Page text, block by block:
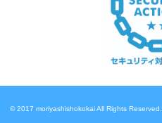
© 2017 moriyashishokokai All Rights Reserved.